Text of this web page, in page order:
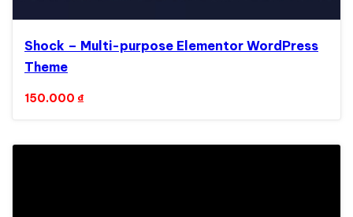
Shock – Multi-purpose Elementor WordPress
Theme
150.000 ₫